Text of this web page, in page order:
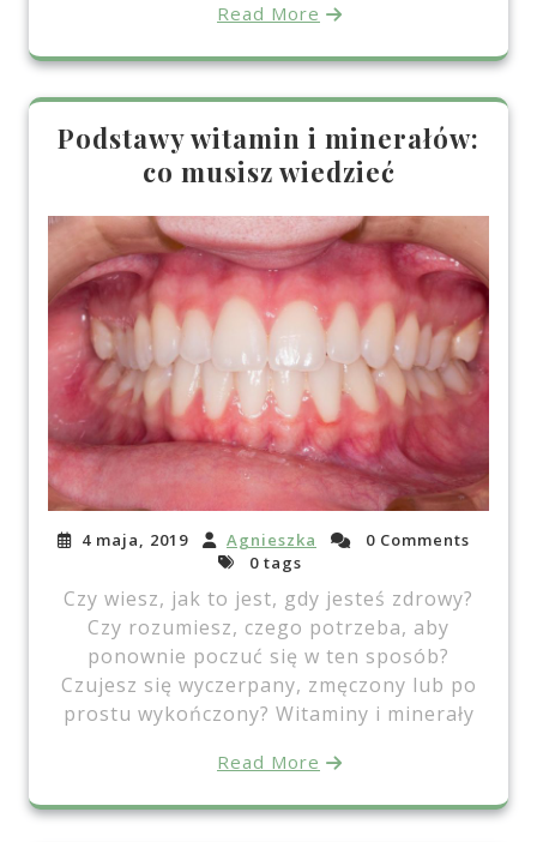
Read More
Podstawy witamin i minerałów:
co musisz wiedzieć
4 maja, 2019 Agnieszka
0 Comments
0 tags
Czy wiesz, jak to jest, gdy jesteś zdrowy?
Czy rozumiesz, czego potrzeba, aby
ponownie poczuć się w ten sposób?
Czujesz się wyczerpany, zmęczony lub po
prostu wykończony? Witaminy i minerały
Read More